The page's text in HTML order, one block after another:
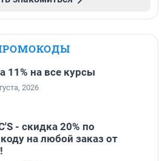
11% на все курсы
2026
- скидка 20% по
на любой заказ от